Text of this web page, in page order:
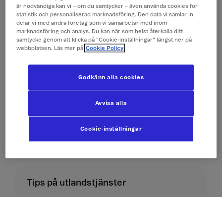
Lyssna på röstbrevlåda 19 kr/min
Skicka sms 4 kr/st
Tips på utlandstjänster
är nödvändiga kan vi – om du samtycker – även använda cookies för
statistik och personaliserad marknadsföring. Den data vi samlar in
delar vi med andra företag som vi samarbetar med inom
marknadsföring och analys. Du kan när som helst återkalla ditt
samtycke genom att klicka på ”Cookie-inställningar” längst ner på
webbplatsen. Läs mer på Cookie Policy
Cookie-inställningar
Avvisa alla
Godkänn alla cookies